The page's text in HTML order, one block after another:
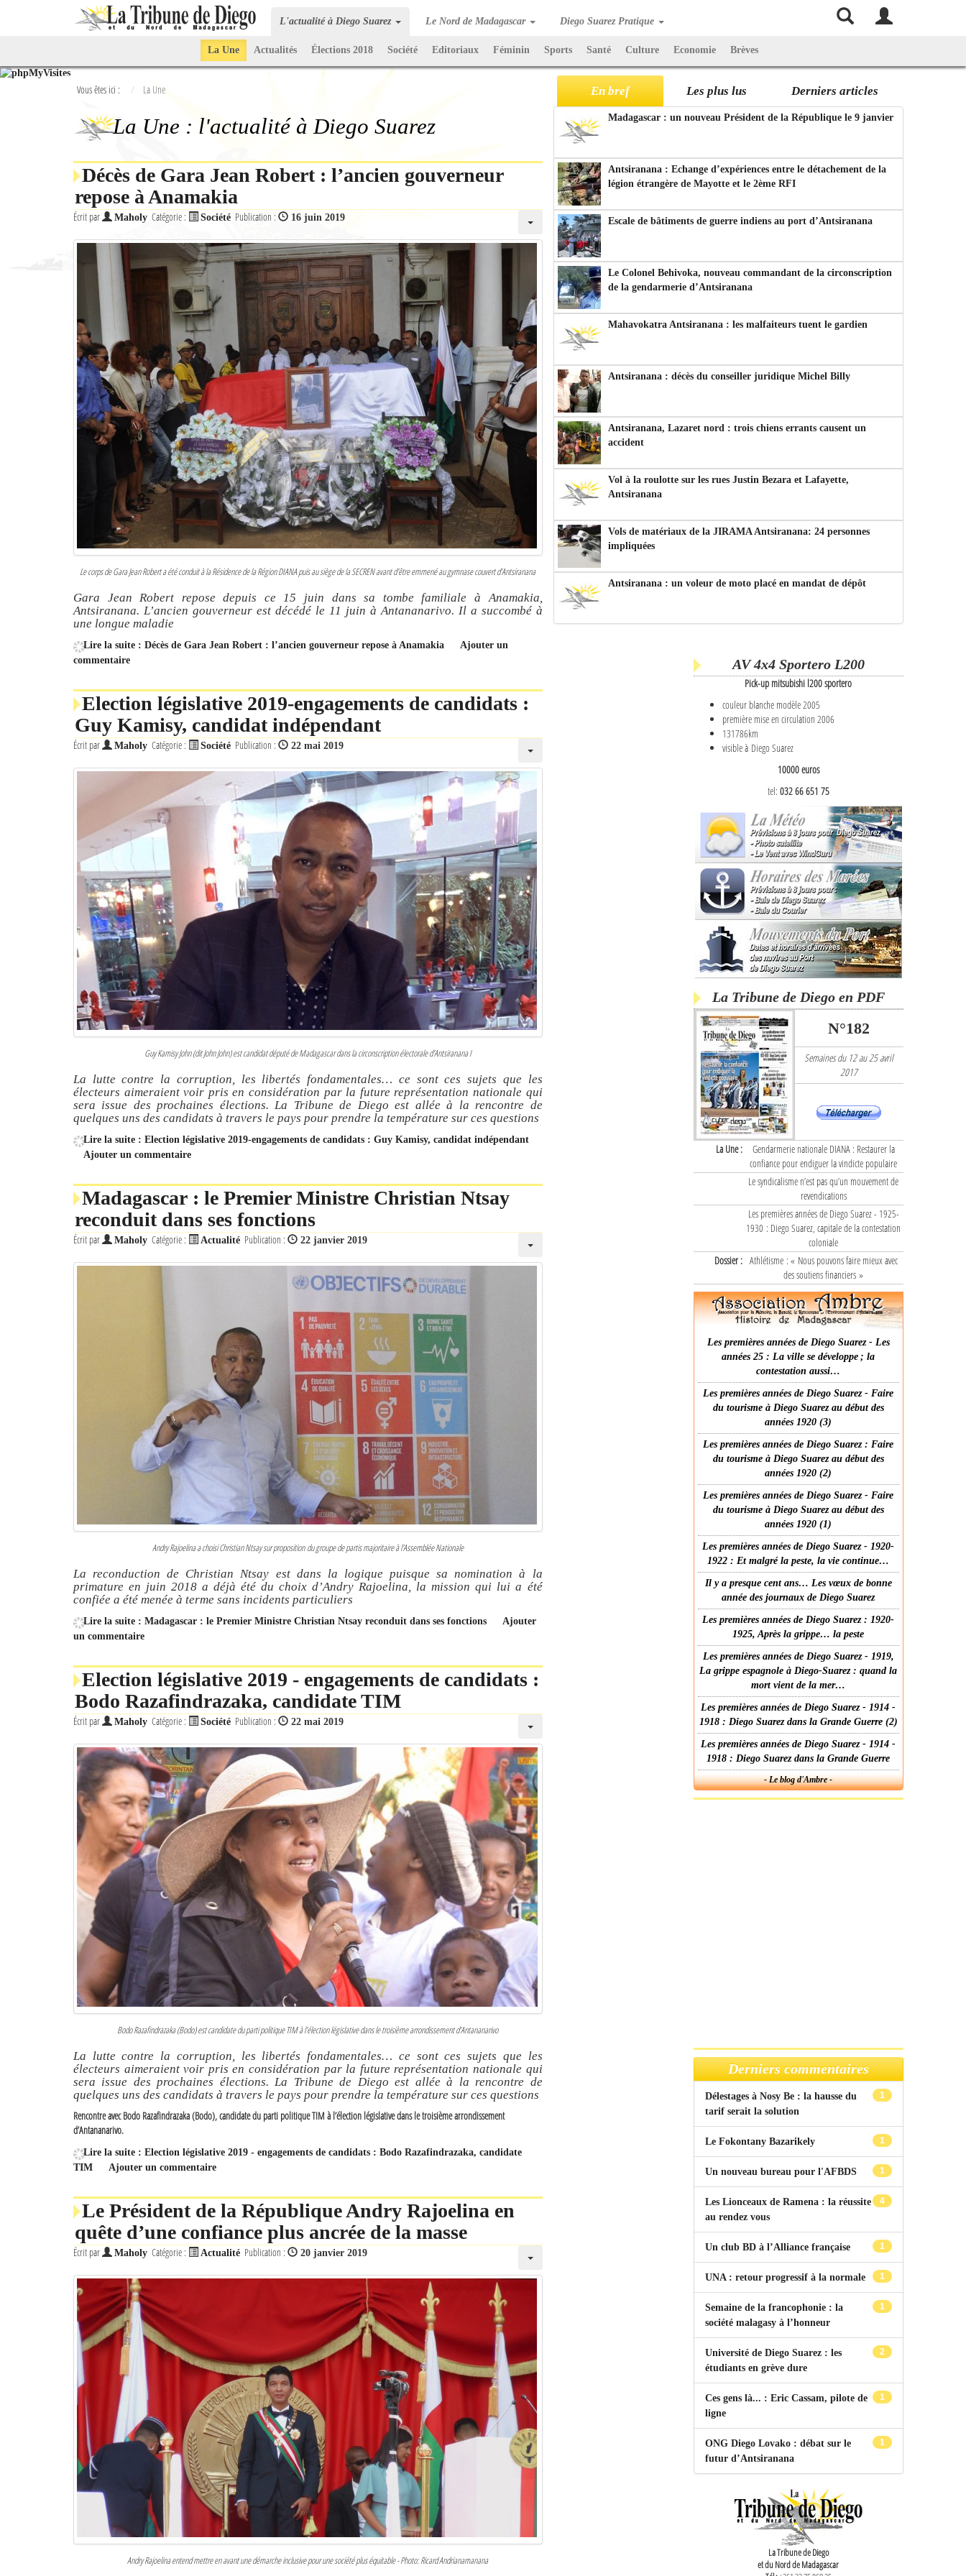
L'actualité à Diego Suarez Le Nord de Madagascar Diego Suarez Pratique
La Une Actualités Élections 2018 Société Editoriaux Féminin Sports Santé Culture Economie Brèves
Vous êtes ici : La Une
La Une : l'actualité à Diego Suarez
Décès de Gara Jean Robert : l’ancien gouverneur
repose à Anamakia
Écrit par Maholy Catégorie : Société Publication : 16 juin 2019
Le corps de Gara Jean Robert a été conduit à la Résidence de la Région DIANA puis au siège de la SECREN avant d’être emmené au gymnase couvert d’Antsiranana
Gara Jean Robert repose depuis ce 15 juin dans sa tombe familiale à Anamakia,
Antsiranana. L’ancien gouverneur est décédé le 11 juin à Antananarivo. Il a succombé à
une longue maladie
Lire la suite : Décès de Gara Jean Robert : l’ancien gouverneur repose à Anamakia
Ajouter un
commentaire
Election législative 2019-engagements de candidats :
Guy Kamisy, candidat indépendant
Écrit par Maholy Catégorie : Société Publication : 22 mai 2019
Guy Kamisy John (dit John John) est candidat député de Madagascar dans la circonscription électorale d’Antsiranana I
La lutte contre la corruption, les libertés fondamentales… ce sont ces sujets que les
électeurs aimeraient voir pris en considération par la future représentation nationale qui
sera issue des prochaines élections. La Tribune de Diego est allée à la rencontre de
quelques uns des candidats à travers le pays pour prendre la température sur ces questions
Lire la suite : Election législative 2019-engagements de candidats : Guy Kamisy, candidat indépendant
Ajouter un commentaire
Madagascar : le Premier Ministre Christian Ntsay
reconduit dans ses fonctions
Écrit par Maholy Catégorie : Actualité Publication : 22 janvier 2019
Andry Rajoelina a choisi Christian Ntsay sur proposition du groupe de partis majoritaire à l'Assemblée Nationale
La reconduction de Christian Ntsay est dans la logique puisque sa nomination à la
primature en juin 2018 a déjà été du choix d’Andry Rajoelina, la mission qui lui a été
confiée a été menée à terme sans incidents particuliers
Lire la suite : Madagascar : le Premier Ministre Christian Ntsay reconduit dans ses fonctions
Ajouter
un commentaire
Election législative 2019 - engagements de candidats :
Bodo Razafindrazaka, candidate TIM
Écrit par Maholy Catégorie : Société Publication : 22 mai 2019
Bodo Razafindrazaka (Bodo) est candidate du parti politique TIM à l’élection législative dans le troisième arrondissement d’Antananarivo
La lutte contre la corruption, les libertés fondamentales… ce sont ces sujets que les
électeurs aimeraient voir pris en considération par la future représentation nationale qui
sera issue des prochaines élections. La Tribune de Diego est allée à la rencontre de
quelques uns des candidats à travers le pays pour prendre la température sur ces questions
Rencontre avec Bodo Razafindrazaka (Bodo), candidate du parti politique TIM à l’élection législative dans le troisième arrondissement
d’Antananarivo.
Lire la suite : Election législative 2019 - engagements de candidats : Bodo Razafindrazaka, candidate
TIM
Ajouter un commentaire
Le Président de la République Andry Rajoelina en
quête d’une confiance plus ancrée de la masse
Écrit par Maholy Catégorie : Actualité Publication : 20 janvier 2019
Andry Rajoelina entend mettre en avant une démarche inclusive pour une société plus équitable - Photo: Ricard Andrianamanana
En bref Les plus lus Derniers articles
Madagascar : un nouveau Président de la République le 9 janvier
Antsiranana : Echange d’expériences entre le détachement de la
légion étrangère de Mayotte et le 2ème RFI
Escale de bâtiments de guerre indiens au port d’Antsiranana
Le Colonel Behivoka, nouveau commandant de la circonscription
de la gendarmerie d’Antsiranana
Mahavokatra Antsiranana : les malfaiteurs tuent le gardien
Antsiranana : décès du conseiller juridique Michel Billy
Antsiranana, Lazaret nord : trois chiens errants causent un
accident
Vol à la roulotte sur les rues Justin Bezara et Lafayette,
Antsiranana
Vols de matériaux de la JIRAMA Antsiranana: 24 personnes
impliquées
Antsiranana : un voleur de moto placé en mandat de dépôt
AV 4x4 Sportero L200
Pick-up mitsubishi l200 sportero
couleur blanche modèle 2005
première mise en circulation 2006
131786km
visible à Diego Suarez
10000 euros
tel: 032 66 651 75
La Tribune de Diego en PDF
N°182
Semaines du 12 au 25 avril
2017
La Une :
Gendarmerie nationale DIANA : Restaurer la
confiance pour endiguer la vindicte populaire
Le syndicalisme n’est pas qu’un mouvement de
revendications
Les premières années de Diego Suarez - 1925-
1930 : Diego Suarez, capitale de la contestation
coloniale
Dossier : Athlétisme : « Nous pouvons faire mieux avec
des soutiens financiers »
Les premières années de Diego Suarez - Les
années 25 : La ville se développe ; la
contestation aussi…
Les premières années de Diego Suarez - Faire
du tourisme à Diego Suarez au début des
années 1920 (3)
Les premières années de Diego Suarez : Faire
du tourisme à Diego Suarez au début des
années 1920 (2)
Les premières années de Diego Suarez - Faire
du tourisme à Diego Suarez au début des
années 1920 (1)
Les premières années de Diego Suarez - 1920-
1922 : Et malgré la peste, la vie continue…
Il y a presque cent ans… Les vœux de bonne
année des journaux de Diego Suarez
Les premières années de Diego Suarez : 1920-
1925, Après la grippe… la peste
Les premières années de Diego Suarez - 1919,
La grippe espagnole à Diego-Suarez : quand la
mort vient de la mer…
Les premières années de Diego Suarez - 1914 -
1918 : Diego Suarez dans la Grande Guerre (2)
Les premières années de Diego Suarez - 1914 -
1918 : Diego Suarez dans la Grande Guerre
- Le blog d'Ambre -
Derniers commentaires
1
Délestages à Nosy Be : la hausse du
tarif serait la solution
1
Le Fokontany Bazarikely
1
Un nouveau bureau pour l'AFBDS
4
Les Lionceaux de Ramena : la réussite
au rendez vous
1
Un club BD à l’Alliance française
1
UNA : retour progressif à la normale
1
Semaine de la francophonie : la
société malagasy à l’honneur
2
Université de Diego Suarez : les
étudiants en grève dure
1
Ces gens là... : Eric Cassam, pilote de
ligne
1
ONG Diego Lovako : débat sur le
futur d’Antsiranana
La Tribune de Diego
et du Nord de Madagascar